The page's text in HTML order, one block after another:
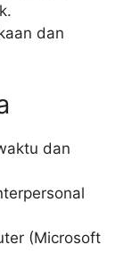
dan
dan
(Microsoft